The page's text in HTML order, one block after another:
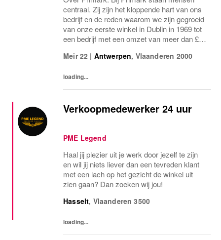
centraal. Zij zijn het kloppende hart van ons
bedrijf en de reden waarom we zijn gegroeid
van onze eerste winkel in Dublin in 1969 tot
een bedrijf met een omzet van meer dan £9
dan 440 winkels in 17 landen. Onze...
Meir 22 | Antwerpen, Vlaanderen 2000
loading...
Verkoopmedewerker 24 uur
PME Legend
Haal jij plezier uit je werk door jezelf te zijn
en wil jij niets liever dan een tevreden klant
met een lach op het gezicht de winkel uit
zien gaan? Dan zoeken wij jou!
Hasselt, Vlaanderen 3500
loading...